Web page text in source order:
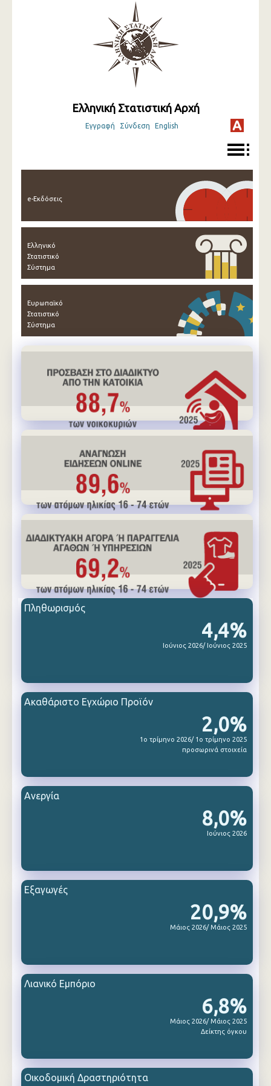
Ελληνική Στατιστική Αρχή
Εγγραφή Σύνδεση English
e-Εκδόσεις
Ελληνικό
Στατιστικό
Σύστημα
Ευρωπαϊκό
Στατιστικό
Σύστημα
4,4%
Ιούνιος 2026/ Ιούνιος 2025
Πληθωρισμός
2,0%
1ο τρίμηνο 2026/ 1ο τρίμηνο 2025
προσωρινά στοιχεία
Ακαθάριστο Εγχώριο Προϊόν
8,0%
Ιούνιος 2026
Ανεργία
20,9%
Μάιος 2026/ Μάιος 2025
Εξαγωγές
6,8%
Μάιος 2026/ Μάιος 2025
Δείκτης όγκου
Λιανικό Εμπόριο
Οικοδομική Δραστηριότητα